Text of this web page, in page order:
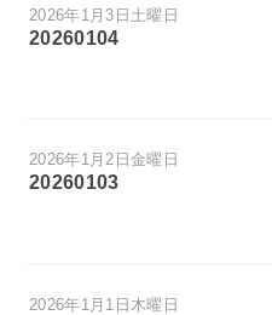
2026年1月3日土曜日
20260104
2026年1月2日金曜日
20260103
2026年1月1日木曜日